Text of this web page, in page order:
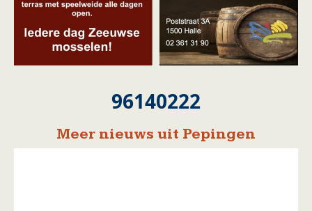
96140222
Meer nieuws uit Pepingen